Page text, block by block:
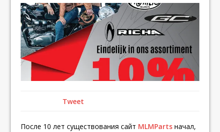
Tweet
После 10 лет существования сайт MLMParts начал,